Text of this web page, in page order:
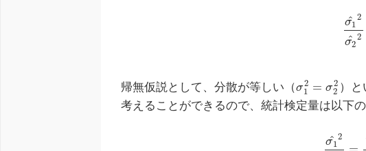
σ1
^ 2
σ2
^ 2
帰無仮説として、分散が等しい（σ2
1 = σ2
2 ）と
考えることができるので、統計検定量は以下
σ1
^ 2